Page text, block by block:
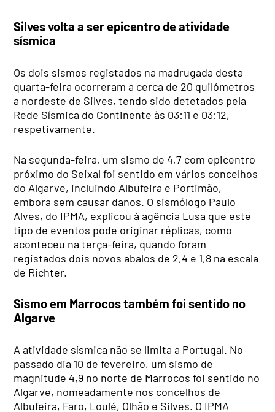
Silves volta a ser epicentro de atividade
sísmica
Os dois sismos registados na madrugada desta
quarta-feira ocorreram a cerca de 20 quilómetros
a nordeste de Silves, tendo sido detetados pela
Rede Sísmica do Continente às 03:11 e 03:12,
respetivamente.
Na segunda-feira, um sismo de 4,7 com epicentro
próximo do Seixal foi sentido em vários concelhos
do Algarve, incluindo Albufeira e Portimão,
embora sem causar danos. O sismólogo Paulo
Alves, do IPMA, explicou à agência Lusa que este
tipo de eventos pode originar réplicas, como
aconteceu na terça-feira, quando foram
registados dois novos abalos de 2,4 e 1,8 na escala
de Richter.
Sismo em Marrocos também foi sentido no
Algarve
A atividade sísmica não se limita a Portugal. No
passado dia 10 de fevereiro, um sismo de
magnitude 4,9 no norte de Marrocos foi sentido no
Algarve, nomeadamente nos concelhos de
Albufeira, Faro, Loulé, Olhão e Silves. O IPMA